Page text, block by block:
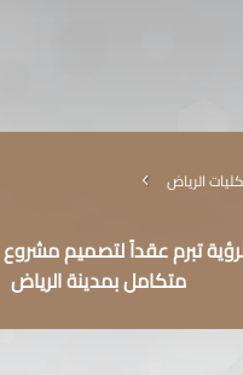
الرياض 4
تبرم عقداً لتصميم
متكامل بمدينة الرياض